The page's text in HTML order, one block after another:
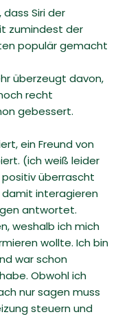
Siri der
zumindest der
populär gemacht
überzeugt davon,
recht
gebessert.
ein Freund von
(ich weiß leider
überrascht
damit interagieren
antwortet.
weshalb ich mich
wollte. Ich bin
war schon
Obwohl ich
nur sagen muss
steuern und